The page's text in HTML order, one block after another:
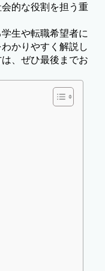
的な役割を担う重
生や転職希望者に
かりやすく解説し
、ぜひ最後までお